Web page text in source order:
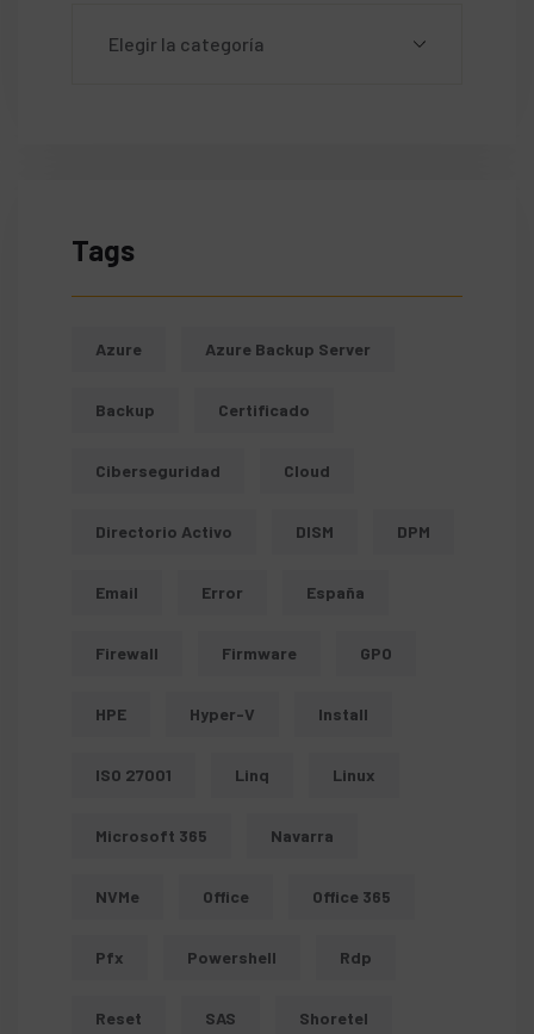
Tags
Azure Azure Backup Server
Backup Certificado
Ciberseguridad Cloud
Directorio Activo DISM DPM
Email Error España
Firewall Firmware GPO
HPE Hyper-V Install
ISO 27001 Linq Linux
Microsoft 365 Navarra
NVMe Office Office 365
Pfx Powershell Rdp
Reset SAS Shoretel